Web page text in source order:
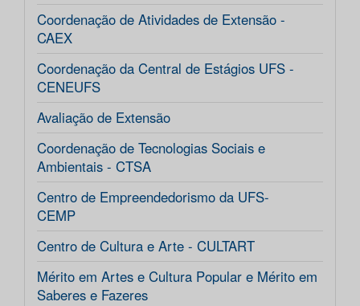
Coordenação de Atividades de Extensão -
CAEX
Coordenação da Central de Estágios UFS -
CENEUFS
Avaliação de Extensão
Coordenação de Tecnologias Sociais e
Ambientais - CTSA
Centro de Empreendedorismo da UFS-
CEMP
Centro de Cultura e Arte - CULTART
Mérito em Artes e Cultura Popular e Mérito em
Saberes e Fazeres